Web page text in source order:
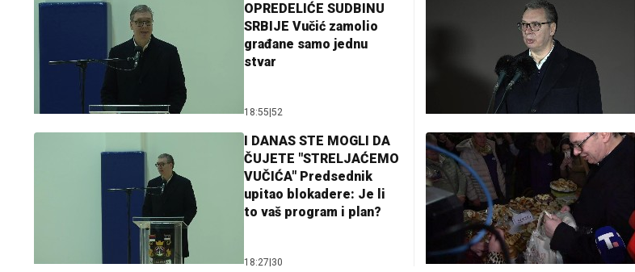
OPREDELIĆE SUDBINU
SRBIJE Vučić zamolio
građane samo jednu
stvar
18:55 52
I DANAS STE MOGLI DA
ČUJETE "STRELJAĆEMO
VUČIĆA" Predsednik
upitao blokadere: Je li
to vaš program i plan?
18:27 30